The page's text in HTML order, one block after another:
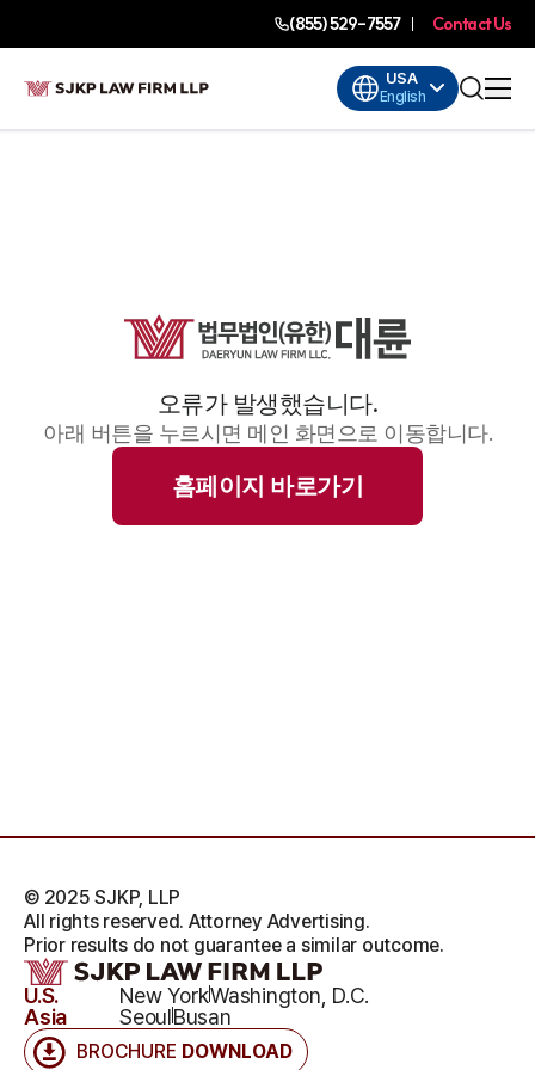
(855) 529-7557 Contact Us
USA
English
오류가 발생했습니다.
아래 버튼을 누르시면 메인 화면으로 이동합니다.
홈페이지 바로가기
BROCHURE DOWNLOAD
U.S. New YorkWashington, D.C.
Asia
SeoulBusan
© 2025 SJKP, LLP
All rights reserved. Attorney Advertising.
Prior results do not guarantee a similar outcome.